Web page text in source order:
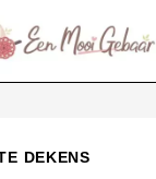
DEKENS